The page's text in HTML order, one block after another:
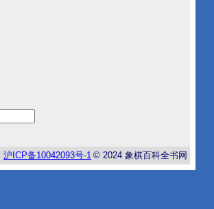
沪 ICP备10042093号-1 © 2024 象棋百科全书网